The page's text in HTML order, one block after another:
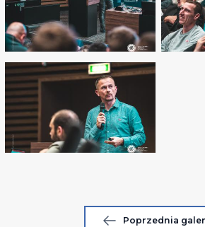
Poprzednia